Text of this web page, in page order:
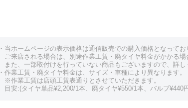
・当ホームページの表示価格は通信販売での購入価格となってお
ご来店される場合は、別途作業工賃・廃タイヤ料金がかかる場
また、一部取付けを行っていない商品もございますので、詳
・作業工賃・廃タイヤ料金は、サイズ・車種により異なります。
※作業工賃は店頭工賃表通りとさせていただきます。
目安:(タイヤ単品¥2,200/1本、廃タイヤ¥550/1本、バルブ¥440